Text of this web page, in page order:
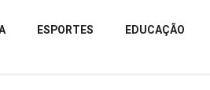
ESPORTES EDUCAÇÃO